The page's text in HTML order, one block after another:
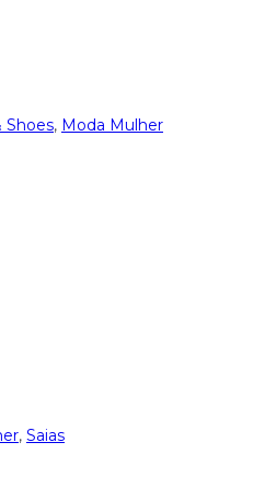
Shoes, Moda Mulher
, Saias